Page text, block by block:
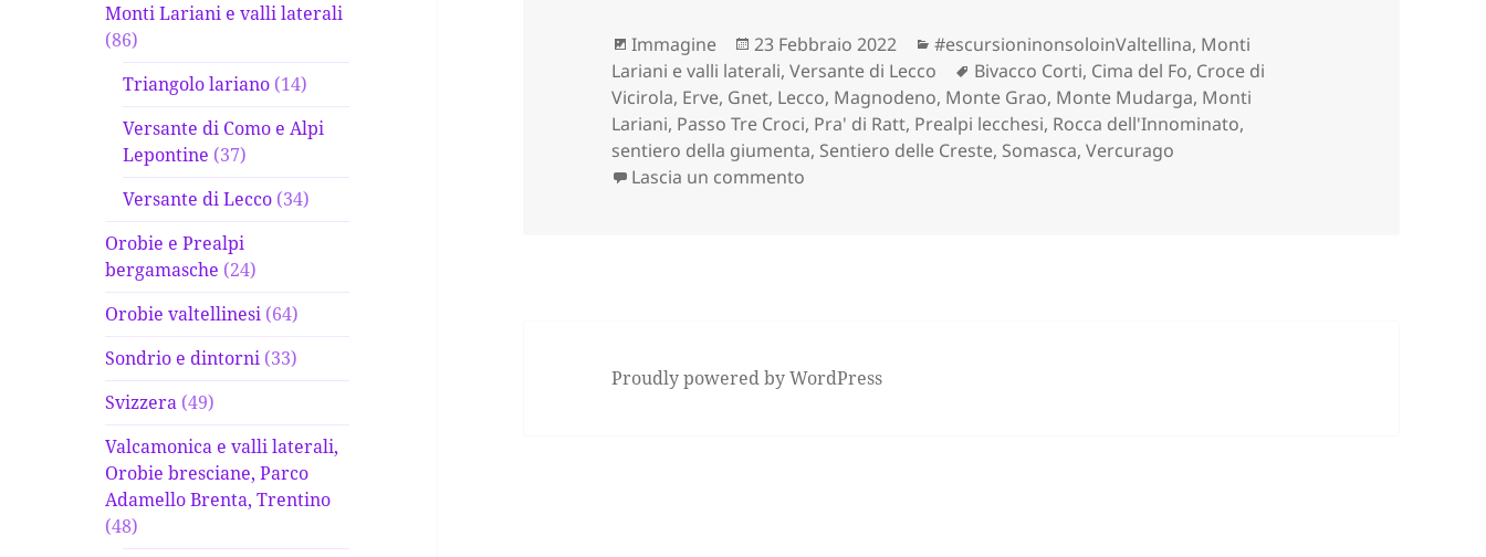
Monti Lariani e valli laterali
(86)
Triangolo lariano (14)
Versante di Como e Alpi
Lepontine (37)
Versante di Lecco (34)
Orobie e Prealpi
bergamasche (24)
Orobie valtellinesi (64)
Sondrio e dintorni (33)
Svizzera (49)
Valcamonica e valli laterali,
Orobie bresciane, Parco
Adamello Brenta, Trentino
(48)
Formato
Immagine
Scritto
il
23 Febbraio 2022 Categorie
#escursioninonsoloinValtellina, Monti
Lariani e valli laterali,Versante di Lecco Tag
Bivacco Corti, Cima del Fo, Croce di
Vicirola, Erve, Gnet, Lecco, Magnodeno, Monte Grao, Monte Mudarga, Monti
Lariani, Passo Tre Croci, Pra' di Ratt, Prealpi lecchesi, Rocca dell'Innominato,
sentiero della giumenta, Sentiero delle Creste, Somasca,Vercurago
Lascia un commento
Proudly powered by WordPress